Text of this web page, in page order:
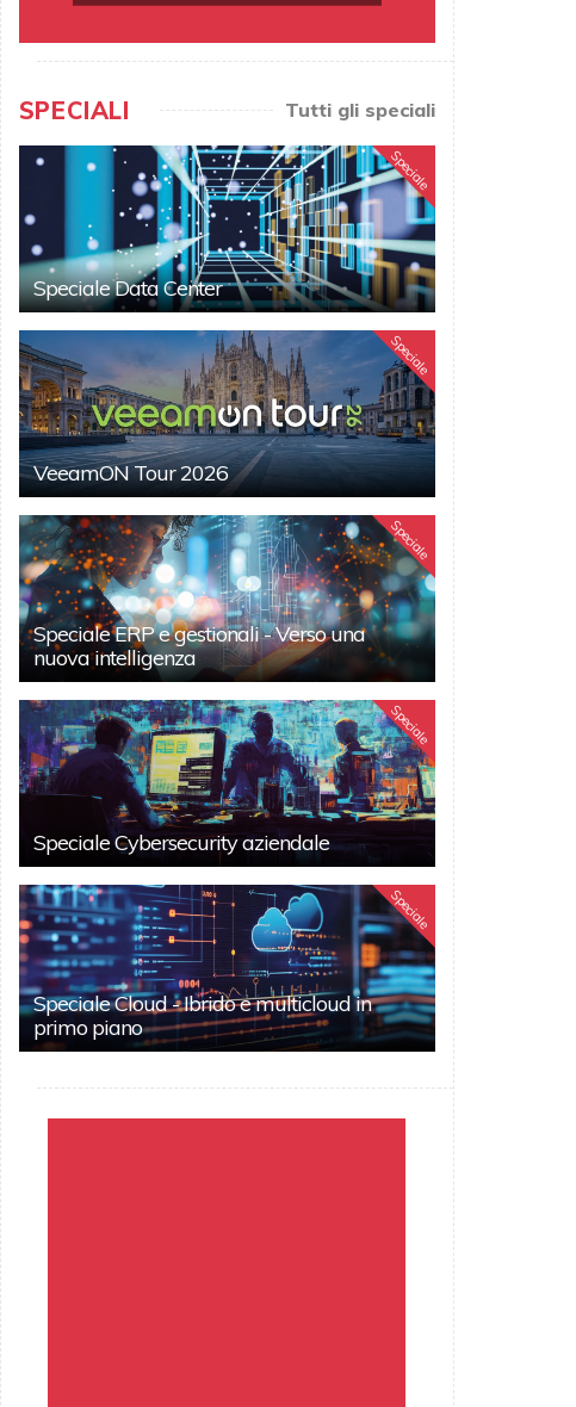
SPECIALI Tutti gli speciali
Speciale
Speciale Data Center
Speciale
VeeamON Tour 2026
Speciale
Speciale ERP e gestionali - Verso una
nuova intelligenza
Speciale
Speciale Cybersecurity aziendale
Speciale
Speciale Cloud - Ibrido e multicloud in
primo piano